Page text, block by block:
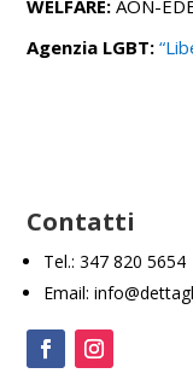
WELFARE: AON-
Agenzia LGBT:
Contatti
Tel.: 347 820 5654
Email: